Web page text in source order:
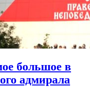
большое в
адмирала